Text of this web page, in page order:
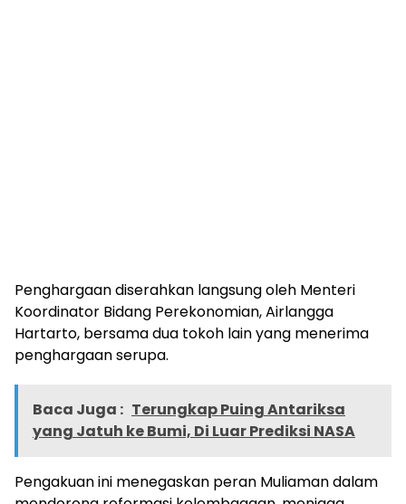
Penghargaan diserahkan langsung oleh Menteri
Koordinator Bidang Perekonomian, Airlangga
Hartarto, bersama dua tokoh lain yang menerima
penghargaan serupa.
Baca Juga : Terungkap Puing Antariksa
yang Jatuh ke Bumi, Di Luar Prediksi NASA
Pengakuan ini menegaskan peran Muliaman dalam